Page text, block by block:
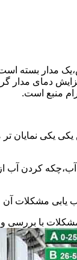
مدار بسته
دمای مدار
منبع است.
یکی نمایان
کردن آب
یابی مشکلات آن
با